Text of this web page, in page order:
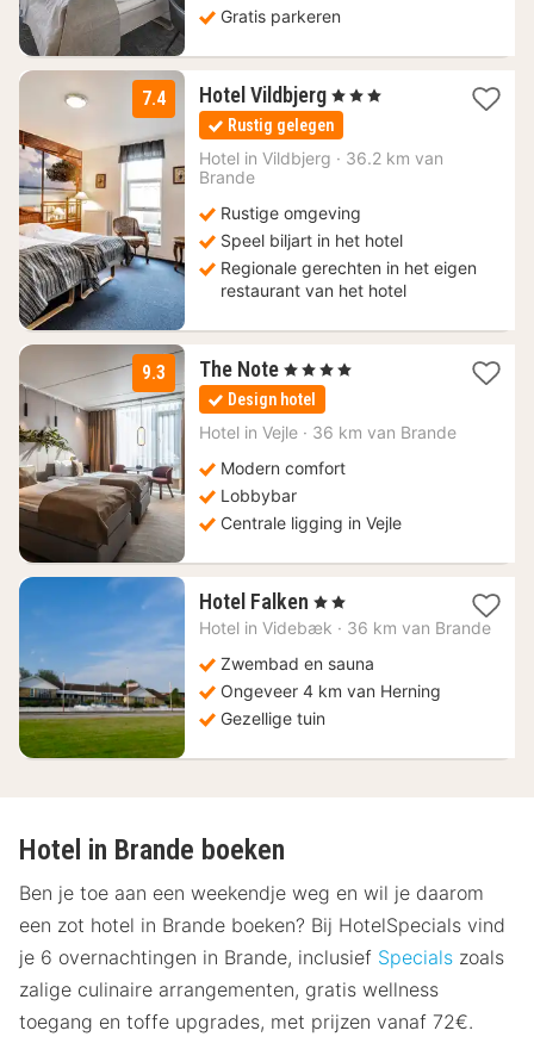
Gratis parkeren
7.4 Hotel Vildbjerg 1
nacht
vanaf
115,04
, 3 Sterren
Rustig gelegen
Hotel in Vildbjerg · 36.2 km van
Brande
Rustige omgeving
Speel biljart in het hotel
Regionale gerechten in het eigen
restaurant van het hotel
9.3 The Note 1
nacht
vanaf
103,67
, 4 Sterren
Design hotel
Hotel in Vejle · 36 km van Brande
Modern comfort
Lobbybar
Centrale ligging in Vejle
Hotel Falken 1
nacht
135,87
€
, 2 Sterren
Hotel in Videbæk · 36 km van Brande
Zwembad en sauna
Ongeveer 4 km van Herning
Gezellige tuin
Hotel in Brande boeken
Ben je toe aan een weekendje weg en wil je daarom
een zot hotel in Brande boeken? Bij HotelSpecials vind
je 6 overnachtingen in Brande, inclusief Specials zoals
zalige culinaire arrangementen, gratis wellness
toegang en toffe upgrades, met prijzen vanaf 72€.